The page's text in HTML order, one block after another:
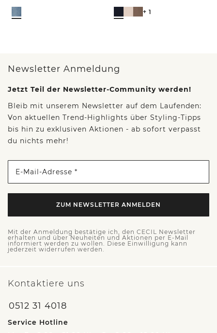
+ 1
Newsletter Anmeldung
Jetzt Teil der Newsletter-Community werden!
Bleib mit unserem Newsletter auf dem Laufenden:
Von aktuellen Trend-Highlights über Styling-Tipps
bis hin zu exklusiven Aktionen - ab sofort verpasst
du nichts mehr!
E-Mail-Adresse *
ZUM NEWSLETTER ANMELDEN
Mit der Anmeldung bestätige ich, den CECIL Newsletter
erhalten und über Neuheiten und Aktionen per E-Mail
informiert werden zu wollen. Diese Einwilligung kann
jederzeit widerrufen werden.
Kontaktiere uns
0512 31 4018
Service Hotline